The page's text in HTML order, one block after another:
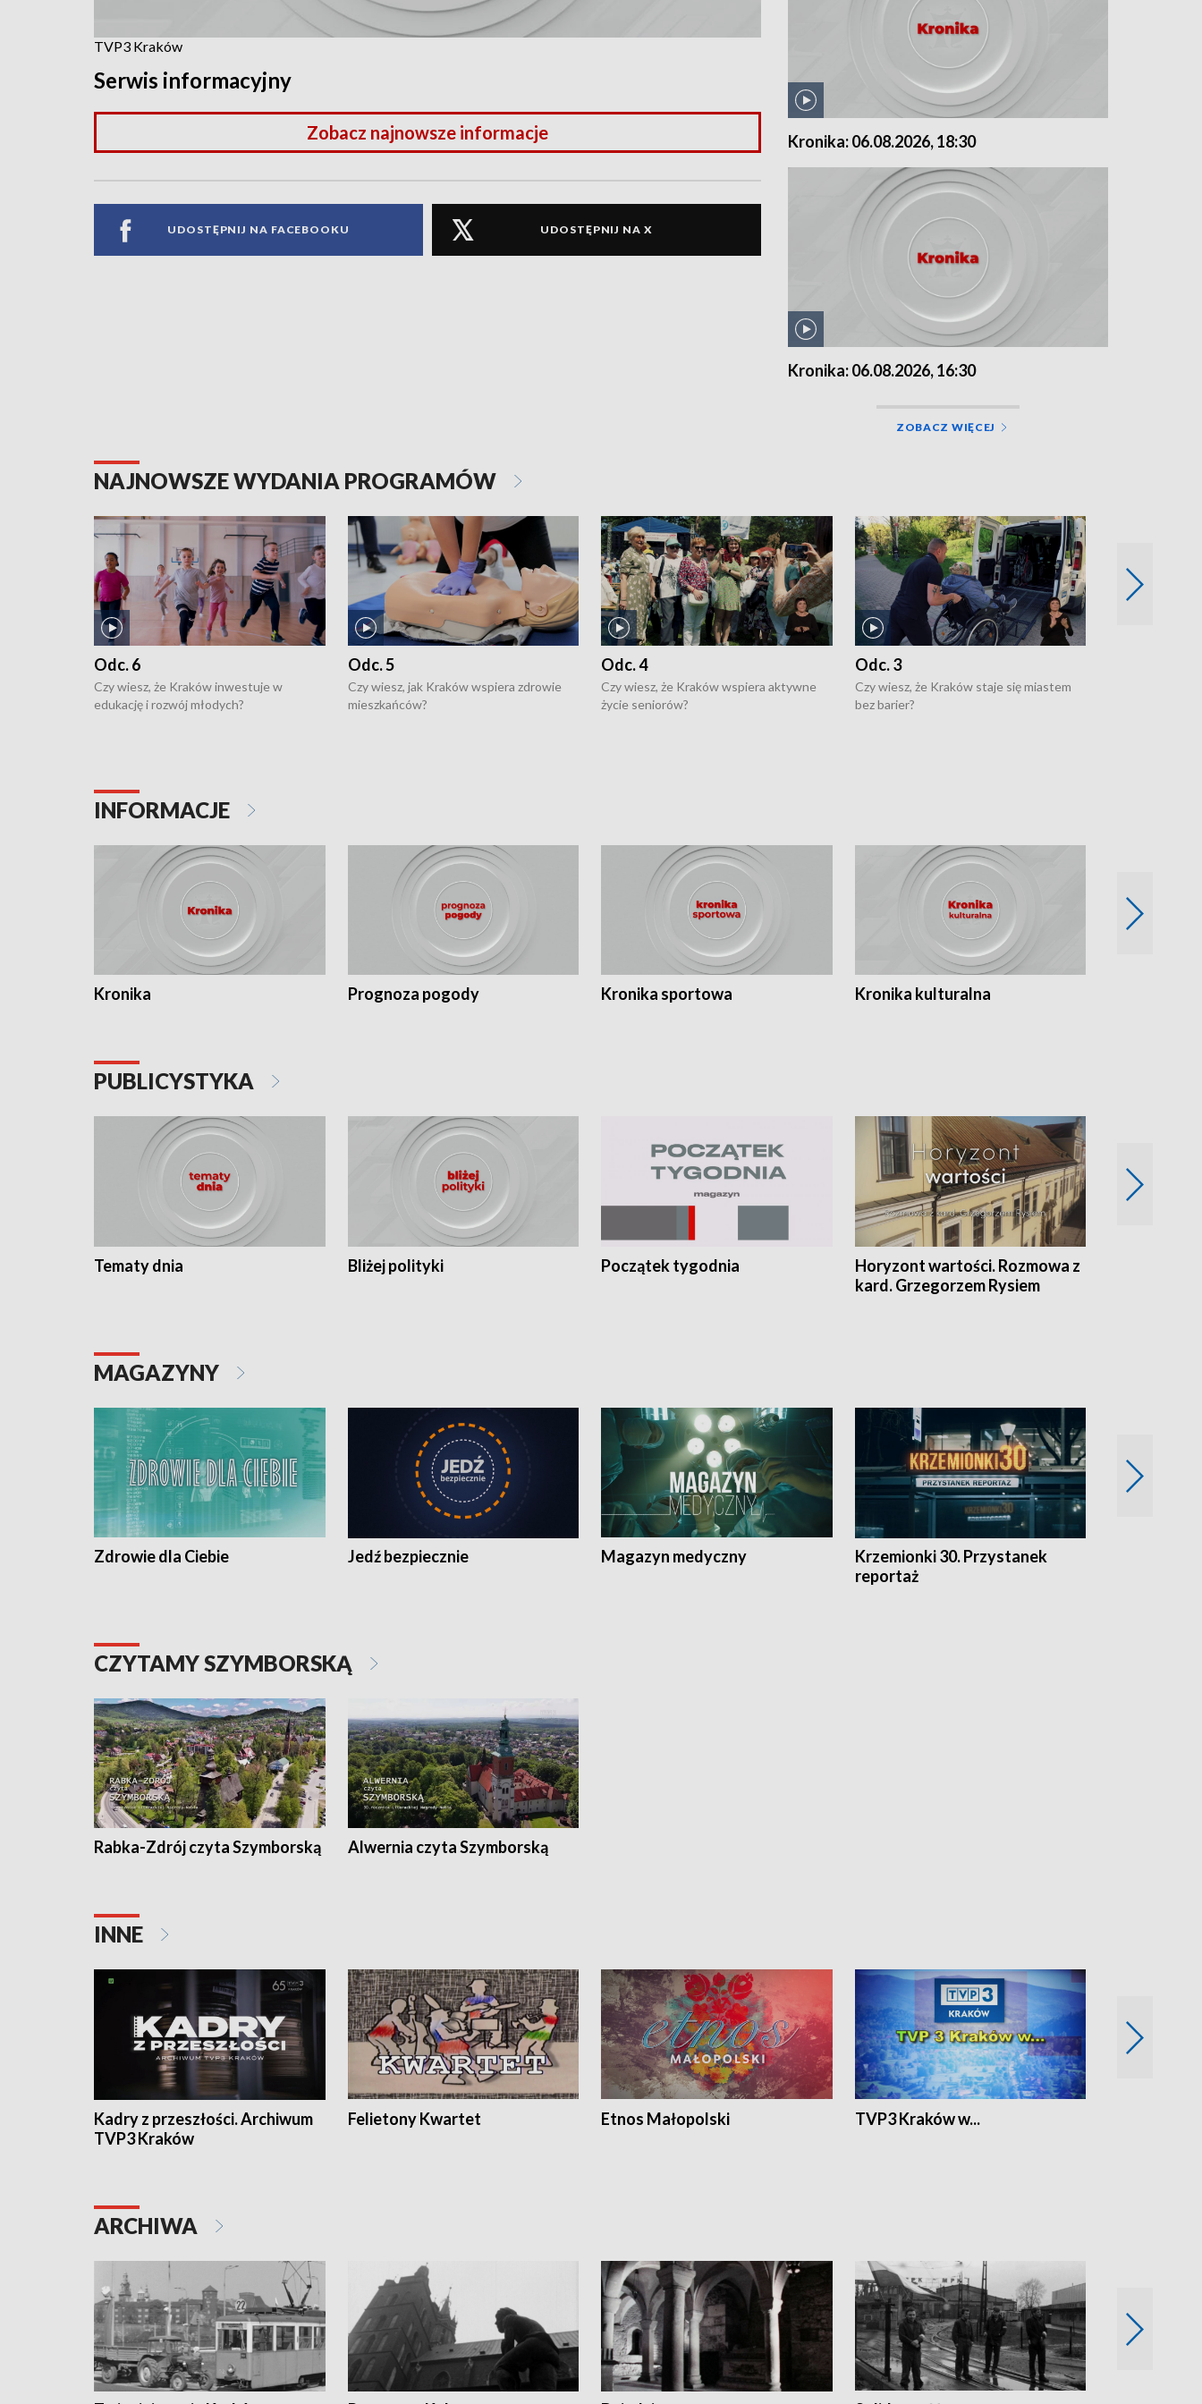
TVP3 Kraków
Serwis informacyjny
Zobacz najnowsze informacje
UDOSTĘPNIJ NA FACEBOOKU UDOSTĘPNIJ NA X
Kronika: 06.08.2026, 18:30
Kronika: 06.08.2026, 16:30
ZOBACZ WIĘCEJ
NAJNOWSZE WYDANIA PROGRAMÓW
Odc. 6
Czy wiesz, że Kraków inwestuje w
edukację i rozwój młodych?
Odc. 5
Czy wiesz, jak Kraków wspiera zdrowie
mieszkańców?
Odc. 4
Czy wiesz, że Kraków wspiera aktywne
życie seniorów?
Odc. 3
Czy wiesz, że Kraków staje się miastem
bez barier?
INFORMACJE
Kronika Prognoza pogody Kronika sportowa Kronika kulturalna
PUBLICYSTYKA
Tematy dnia Bliżej polityki Początek tygodnia
Horyzont wartości. Rozmowa z
kard. Grzegorzem Rysiem
MAGAZYNY
Zdrowie dla Ciebie Jedź bezpiecznie Magazyn medyczny
Krzemionki 30. Przystanek
reportaż
CZYTAMY SZYMBORSKĄ
Rabka-Zdrój czyta Szymborską Alwernia czyta Szymborską
INNE
Kadry z przeszłości. Archiwum
TVP3 Kraków
Felietony Kwartet Etnos Małopolski TVP3 Kraków w...
ARCHIWA